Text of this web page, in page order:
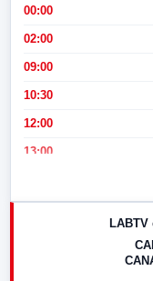
00:00
02:00
09:00
10:30
12:00
13:00
LABTV